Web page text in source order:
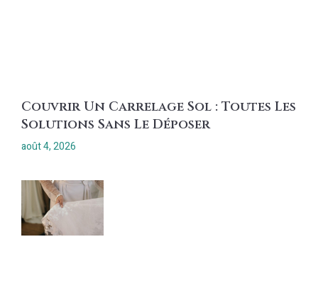
Couvrir Un Carrelage Sol : Toutes Les
Solutions Sans Le Déposer
août 4, 2026